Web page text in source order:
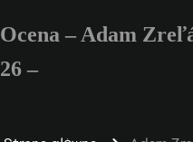
Wpisz co
Ocena – Adam
26 –